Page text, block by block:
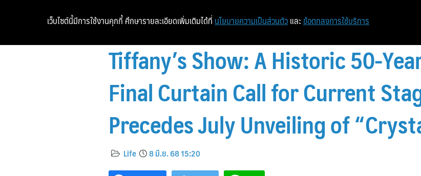
หน้าแรก ท่องเที่ยว
Tiffany’s Show: A Historic 50-
Final Curtain Call for Current
Precedes July Unveiling of
Life 8 มิ.ย. 68 15:20
เว็บไซต์นี้มีการใช้งานคุกกี้ ศึกษารายละเอียดเพิ่มเติมได้ที่ นโยบายความเป็นส่วนตัว และ ข้อตกลงการใช้บริการ